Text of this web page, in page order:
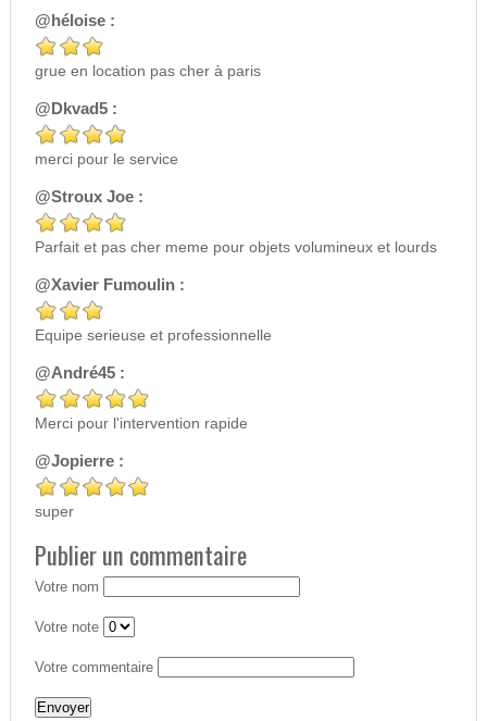
@héloise :
grue en location pas cher à paris
@Dkvad5 :
merci pour le service
@Stroux Joe :
Parfait et pas cher meme pour objets volumineux et lourds
@Xavier Fumoulin :
Equipe serieuse et professionnelle
@André45 :
Merci pour l'intervention rapide
@Jopierre :
super
Publier un commentaire
Votre nom
Votre note
Votre commentaire